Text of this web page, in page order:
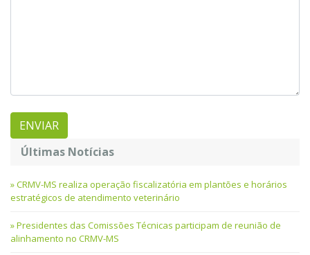
Últimas Notícias
CRMV-MS realiza operação fiscalizatória em plantões e horários
estratégicos de atendimento veterinário
Presidentes das Comissões Técnicas participam de reunião de
alinhamento no CRMV-MS